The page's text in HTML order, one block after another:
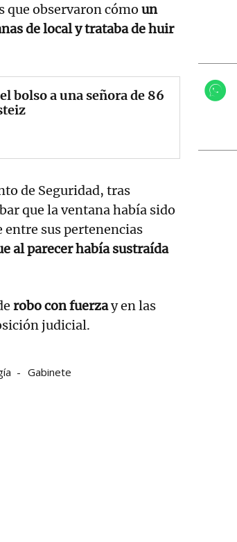
que observaron cómo un
de local y trataba de huir
bolso a una señora de 86
de Seguridad, tras
que la ventana había sido
sus pertenencias
al parecer había sustraída
robo con fuerzay en las
judicial.
Gabinete